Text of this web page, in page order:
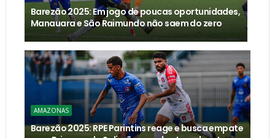
Barezão 2025: Em jogo de poucas oportunidades,
Manauara e São Raimundo não saem do zero
AMAZONAS
Barezão 2025: RPE Parintins reage e busca empate